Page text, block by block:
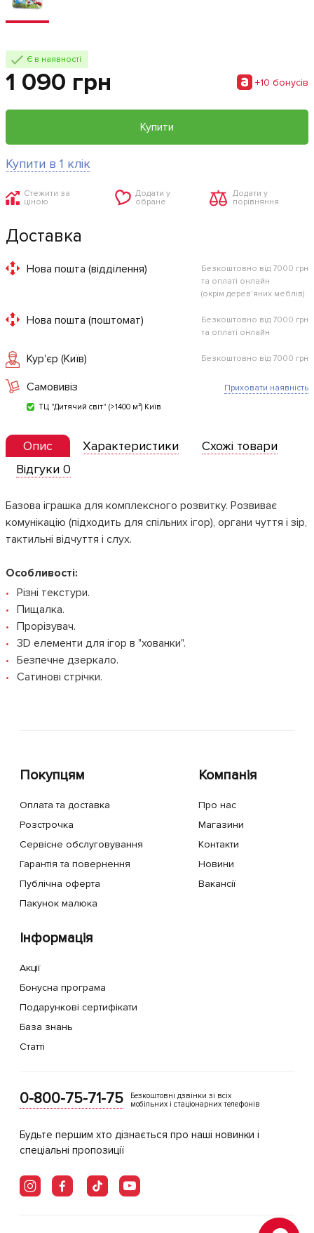
Є в наявності
1 090 грн +10 бонусiв
Купити
Купити в 1 клік
Стежити за
ціною
Додати у
обране
Додати у
порівняння
Доставка
Нова пошта (відділення)
Безкоштовно від 7000 грн
та оплаті онлайн
(окрім дерев'яних меблів)
Нова пошта (поштомат)
Безкоштовно від 7000 грн
та оплаті онлайн
Кур'єр (Київ) Безкоштовно від 7000 грн
Самовивіз
ТЦ "Дитячий світ" (>1400 м²) Київ
Приховати наявність
Опис Характеристики
Схожі товари
Відгуки 0
Базова іграшка для комплексного розвитку. Розвиває
комунікацію (підходить для спільних ігор), органи чуття і зір,
тактильні відчуття і слух.
Особливості:
Різні текстури.
Пищалка.
Прорізувач.
3D елементи для ігор в "хованки".
Безпечне дзеркало.
Сатинові стрічки.
Покупцям
Оплата та доставка
Розстрочка
Сервісне обслуговування
Гарантія та повернення
Публічна оферта
Пакунок малюка
Компанія
Про нас
Магазини
Контакти
Новини
Вакансії
Інформація
Акції
Бонусна програма
Подарункові сертифікати
База знань
Статті
0-800-75-71-75
Безкоштовні дзвінки зі всіх
мобільних і стаціонарних телефонів
Будьте першим хто дізнається про наші новинки і
спеціальні пропозиції